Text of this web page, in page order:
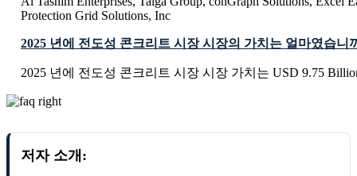
Protection Grid Solutions, Inc
2025 년에 전도성 콘크리트 시장 시장의 가치는 얼마였습니
2025 년에 전도성 콘크리트 시장 시장 가치는 USD 9.75
저자 소개: